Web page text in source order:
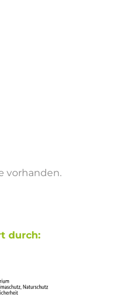
vorhanden.
durch: